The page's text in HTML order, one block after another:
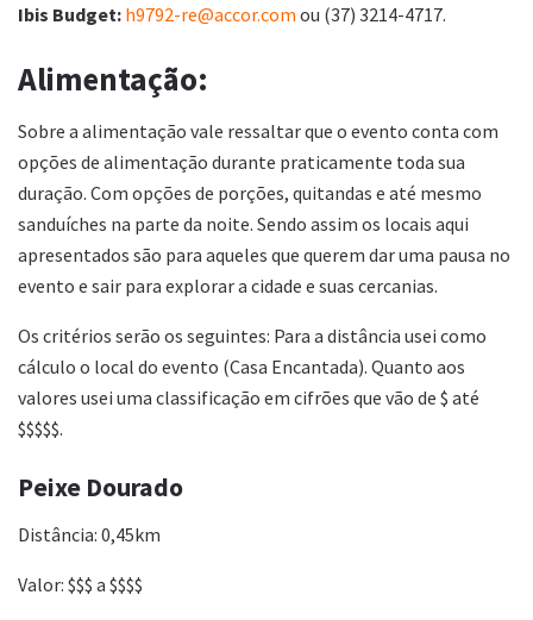
Ibis Budget: h9792-re@accor.com ou (37) 3214-4717.
Alimentação:
Sobre a alimentação vale ressaltar que o evento conta com
opções de alimentação durante praticamente toda sua
duração. Com opções de porções, quitandas e até mesmo
sanduíches na parte da noite. Sendo assim os locais aqui
apresentados são para aqueles que querem dar uma pausa no
evento e sair para explorar a cidade e suas cercanias.
Os critérios serão os seguintes: Para a distância usei como
cálculo o local do evento (Casa Encantada). Quanto aos
valores usei uma classificação em cifrões que vão de $ até
$$$$$.
Peixe Dourado
Distância: 0,45km
Valor: $$$ a $$$$